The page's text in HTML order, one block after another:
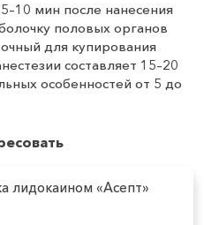
мин после нанесения
половых органов
для купирования
составляет 15–20
особенностей от 5 до
лидокаином «Асепт»